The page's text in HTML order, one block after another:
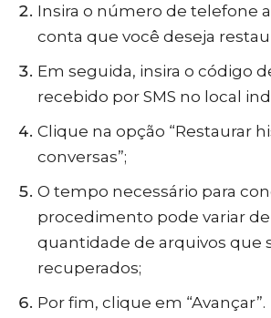
Insira o número de telefone
conta que você deseja
Em seguida, insira o código
recebido por SMS no local
Clique na opção “Restaurar
conversas”;
O tempo necessário para
procedimento pode variar
quantidade de arquivos que
recuperados;
Por fim, clique em “Avançar”.